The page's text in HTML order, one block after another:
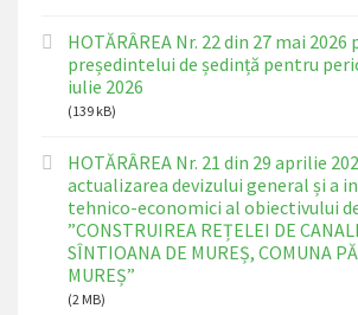
HOTĂRÂREA Nr. 22 din 27 mai
președintelui de ședință pentru
iulie 2026
(139 kB)
HOTĂRÂREA Nr. 21 din 29 aprilie
actualizarea devizului general și a
tehnico-economici al obiectivului
”CONSTRUIREA REȚELEI DE
SÎNTIOANA DE MUREȘ, COMUNA
MUREȘ”
(2 MB)